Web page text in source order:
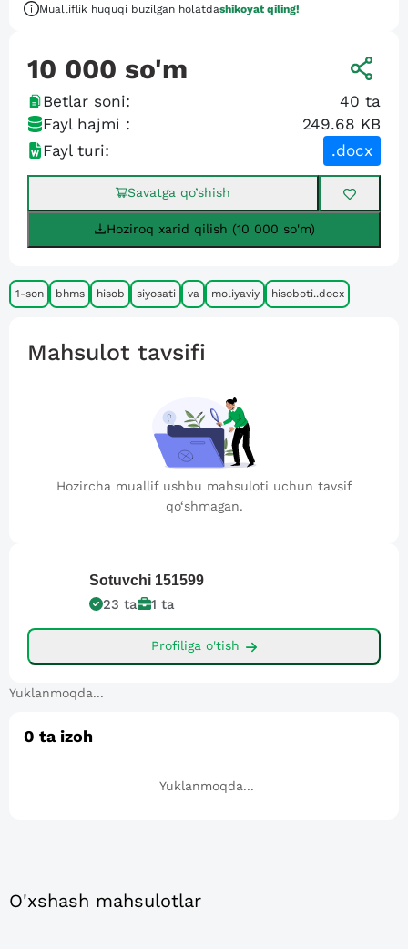
Mualliflik huquqi buzilgan holatdashikoyat qiling!
10 000 so'm
Betlar soni: 40 ta
Fayl hajmi :
249.68 KB
Fayl turi:
.docx
Savatga qo’shish
Hoziroq xarid qilish (10 000 so'm)
1-son bhms hisob siyosati va moliyaviy hisoboti..docx
Mahsulot tavsifi
Hozircha muallif ushbu mahsuloti uchun tavsif
qo‘shmagan.
Sotuvchi 151599
23 ta 1 ta
Profiliga o'tish
Yuklanmoqda...
0 ta izoh
Yuklanmoqda...
O'xshash mahsulotlar